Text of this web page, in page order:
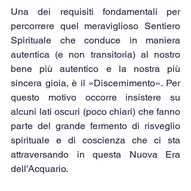
Una dei requisiti fondamentali per
percorrere quel meraviglioso Sentiero
Spirituale che conduce in maniera
autentica (e non transitoria) al nostro
bene più autentico e la nostra più
sincera gioia, è il «Discernimento». Per
questo motivo occorre insistere su
alcuni lati oscuri (poco chiari) che fanno
parte del grande fermento di risveglio
spirituale e di coscienza che ci sta
attraversando in questa Nuova Era
dell'Acquario.